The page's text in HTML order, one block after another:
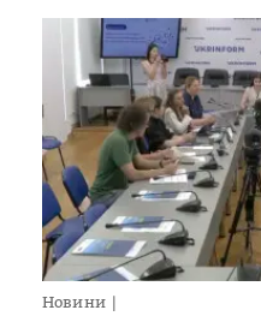
Новини